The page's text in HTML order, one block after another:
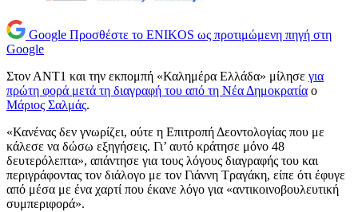
Google Προσθέστε το ENIKOS ως προτιμώμενη πηγή στη
Google
Στον ΑΝΤ1 και την εκπομπή «Καλημέρα Ελλάδα» μίλησε για
πρώτη φορά μετά τη διαγραφή του από τη Νέα Δημοκρατία ο
Μάριος Σαλμάς.
«Κανένας δεν γνωρίζει, ούτε η Επιτροπή Δεοντολογίας που με
κάλεσε να δώσω εξηγήσεις. Γι’ αυτό κράτησε μόνο 48
δευτερόλεπτα», απάντησε για τους λόγους διαγραφής του και
περιγράφοντας τον διάλογο με τον Γιάννη Τραγάκη, είπε ότι έφυγε
από μέσα με ένα χαρτί που έκανε λόγο για «αντικοινοβουλευτική
συμπεριφορά».